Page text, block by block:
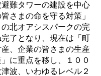
難タワーの建設を中心
さまの命を守る対策」
北オアシスパークの完
了となり、現在は「町
、企業の皆さまの生産
に重点を移し、１００
波、いわゆるレベル２